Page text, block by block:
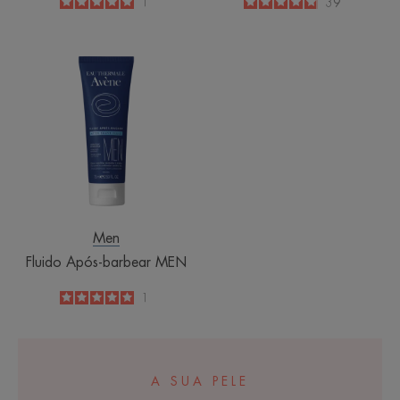
Fluido
Após-
barbear
MEN
Men
Fluido Após-barbear MEN
5/51
A SUA PELE